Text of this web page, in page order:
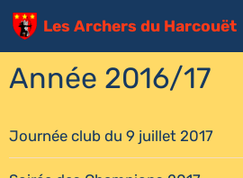
Les Archers du Harcouët
Année 2016/17
Journée club du 9 juillet 2017